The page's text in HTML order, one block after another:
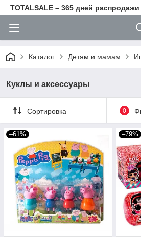
TOTALSALE – 365 дней распродажи
Каталог Детям и мамам
Куклы и аксессуары
Сортировка 0
–61% –79%